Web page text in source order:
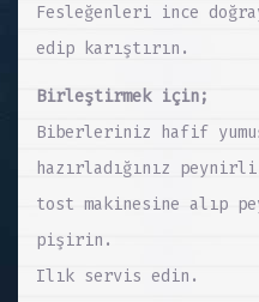
Fesleğenleri ince
edip karıştırın.
Birleştirmek için;
Biberleriniz hafif
hazırladığınız
tost makinesine alıp
pişirin.
Ilık servis edin.